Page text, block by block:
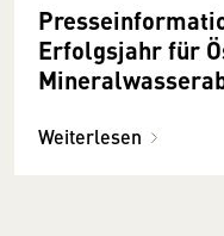
Erfolgsjahr für
Mineralwasser
Weiterlesen